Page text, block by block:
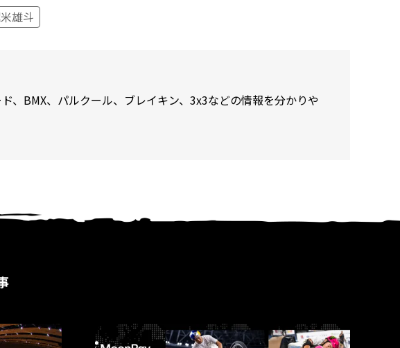
雄斗
、BMX、パルクール、ブレイキン、3x3などの情報を分かりや